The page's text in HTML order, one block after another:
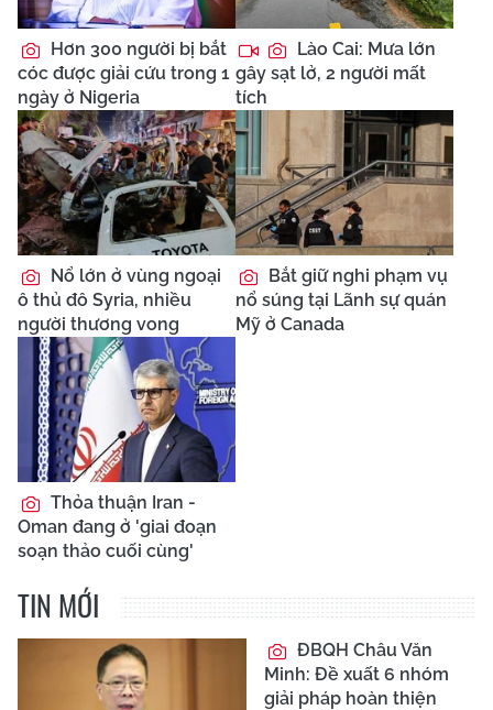
Hơn 300 người bị bắt
cóc được giải cứu trong 1
ngày ở Nigeria
Lào Cai: Mưa lớn
gây sạt lở, 2 người mất
tích
Nổ lớn ở vùng ngoại
ô thủ đô Syria, nhiều
người thương vong
Bắt giữ nghi phạm vụ
nổ súng tại Lãnh sự quán
Mỹ ở Canada
Thỏa thuận Iran -
Oman đang ở 'giai đoạn
soạn thảo cuối cùng'
TIN MỚI
ĐBQH Châu Văn
Minh: Đề xuất 6 nhóm
giải pháp hoàn thiện